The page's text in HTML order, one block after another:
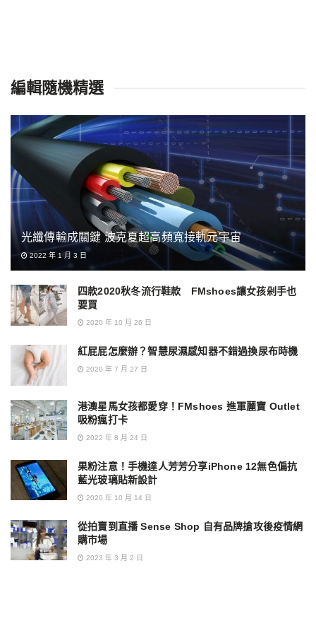
編輯隨機精選
光纖傳輸成關鍵 波克夏超高頻寬接軌元宇宙
2022 年 1 月 3 日
四款2020秋冬流行鞋款 FMshoes讓女孩剁手也
要買
2020 年 10 月 26 日
紅屁屁怎麼辦？智慧尿濕感知器不錯過換尿布時機
2020 年 7 月 27 日
港澳星馬女孩都愛穿！FMshoes 進軍麗寶 Outlet
吸粉瘋打卡
2022 年 8 月 24 日
果粉注意！手機達人芳芳分享iPhone 12無色偏抗
藍光玻璃貼新設計
2020 年 10 月 14 日
從拍賣到直播 Sense Shop 自有品牌搶攻後疫情網
購市場
2023 年 3 月 2 日